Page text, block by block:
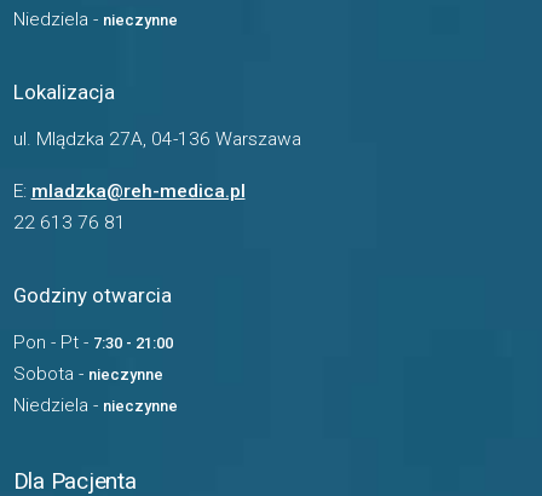
Niedziela - nieczynne
Lokalizacja
ul. Mlądzka 27A, 04-136 Warszawa
E: mladzka@reh-medica.pl
22 613 76 81
Godziny otwarcia
Pon - Pt - 7:30 - 21:00
Sobota - nieczynne
Niedziela - nieczynne
Dla Pacjenta